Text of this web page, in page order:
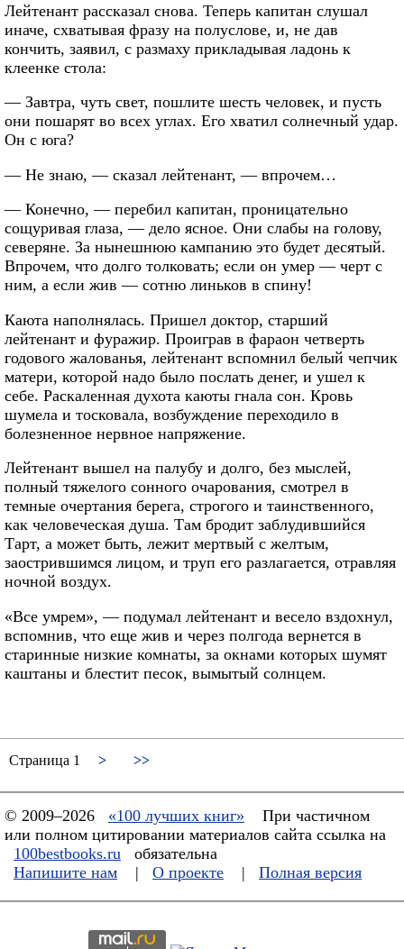
Лейтенант рассказал снова. Теперь капитан слушал
иначе, схватывая фразу на полуслове, и, не дав
кончить, заявил, с размаху прикладывая ладонь к
клеенке стола:
— Завтра, чуть свет, пошлите шесть человек, и пусть
они пошарят во всех углах. Его хватил солнечный удар.
Он с юга?
— Не знаю, — сказал лейтенант, — впрочем…
— Конечно, — перебил капитан, проницательно
сощуривая глаза, — дело ясное. Они слабы на голову,
северяне. За нынешнюю кампанию это будет десятый.
Впрочем, что долго толковать; если он умер — черт с
ним, а если жив — сотню линьков в спину!
Каюта наполнялась. Пришел доктор, старший
лейтенант и фуражир. Проиграв в фараон четверть
годового жалованья, лейтенант вспомнил белый чепчик
матери, которой надо было послать денег, и ушел к
себе. Раскаленная духота каюты гнала сон. Кровь
шумела и тосковала, возбуждение переходило в
болезненное нервное напряжение.
Лейтенант вышел на палубу и долго, без мыслей,
полный тяжелого сонного очарования, смотрел в
темные очертания берега, строгого и таинственного,
как человеческая душа. Там бродит заблудившийся
Тарт, а может быть, лежит мертвый с желтым,
заострившимся лицом, и труп его разлагается, отравляя
ночной воздух.
«Все умрем», — подумал лейтенант и весело вздохнул,
вспомнив, что еще жив и через полгода вернется в
старинные низкие комнаты, за окнами которых шумят
каштаны и блестит песок, вымытый солнцем.
Страница 1 > >>
© 2009–2026 «100 лучших книг»
При частичном
или полном цитировании материалов сайта ссылка на
100bestbooks.ru
обязательна
Напишите нам
| О проекте | Полная версия